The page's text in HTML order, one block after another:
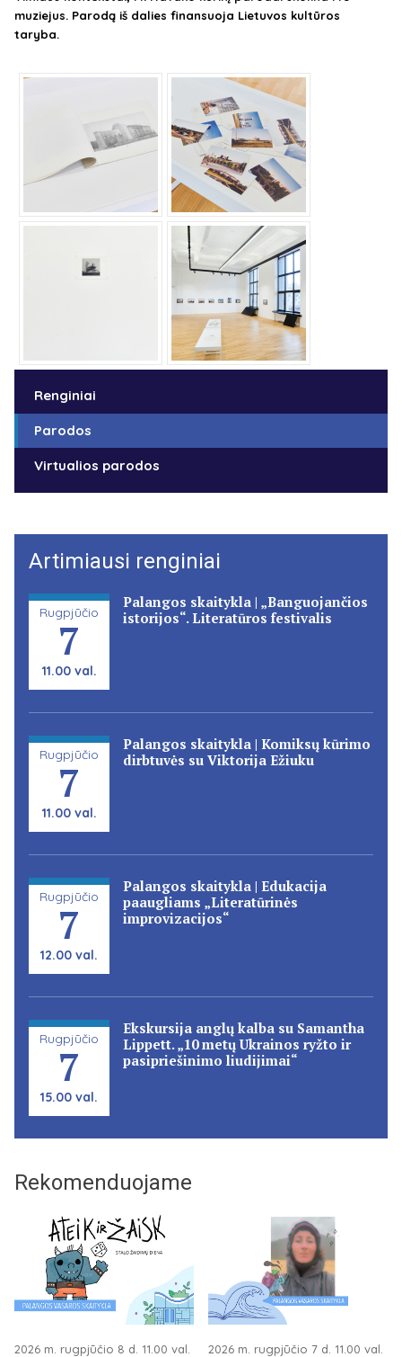
muziejus. Parodą iš dalies finansuoja Lietuvos kultūros
taryba.
Renginiai
Parodos
Virtualios parodos
Artimiausi renginiai
Rugpjūčio
7
11.00 val.
Palangos skaitykla | „Banguojančios
istorijos“. Literatūros festivalis
Rugpjūčio
7
11.00 val.
Palangos skaitykla | Komiksų kūrimo
dirbtuvės su Viktorija Ežiuku
Rugpjūčio
7
12.00 val.
Palangos skaitykla | Edukacija
paaugliams „Literatūrinės
improvizacijos“
Rugpjūčio
7
15.00 val.
Ekskursija anglų kalba su Samantha
Lippett. „10 metų Ukrainos ryžto ir
pasipriešinimo liudijimai“
Rekomenduojame
2026 m. rugpjūčio 8 d. 11.00 val. 2026 m. rugpjūčio 7 d. 11.00 val.